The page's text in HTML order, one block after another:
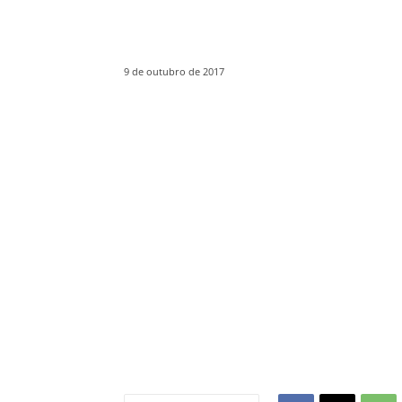
9 de outubro de 2017